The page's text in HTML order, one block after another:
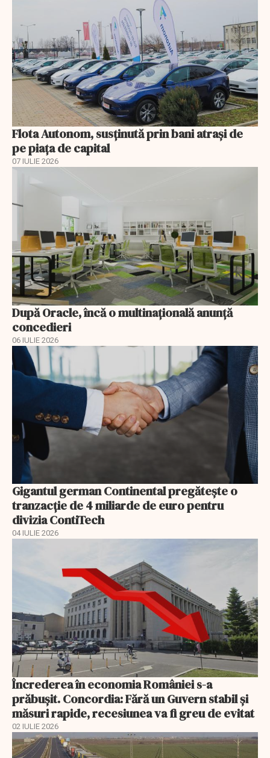
Flota Autonom, susținută prin bani atrași de
pe piața de capital
07 IULIE 2026
După Oracle, încă o multinaţională anunţă
concedieri
06 IULIE 2026
Gigantul german Continental pregătește o
tranzacție de 4 miliarde de euro pentru
divizia ContiTech
04 IULIE 2026
Încrederea în economia României s-a
prăbușit. Concordia: Fără un Guvern stabil și
măsuri rapide, recesiunea va fi greu de evitat
02 IULIE 2026